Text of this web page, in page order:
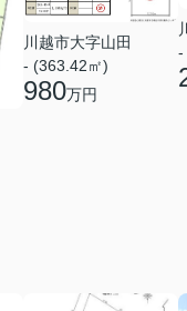
川越市大字山田
- (363.42㎡)
980万円
-